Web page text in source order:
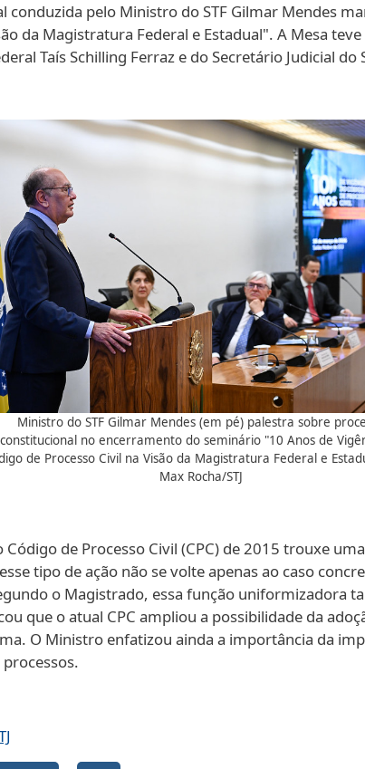
conduzida pelo Ministro do STF Gilmar Mendes
da Magistratura Federal e Estadual". A Mesa
Taís Schilling Ferraz e do Secretário Judicial do
Ministro do STF Gilmar Mendes (em pé) palestra sobre
constitucional no encerramento do seminário "10 Anos de
de Processo Civil na Visão da Magistratura Federal e
Max Rocha/STJ
de Processo Civil (CPC) de 2015 trouxe
tipo de ação não se volte apenas ao caso
o Magistrado, essa função uniformizadora
que o atual CPC ampliou a possibilidade da
O Ministro enfatizou ainda a importância da